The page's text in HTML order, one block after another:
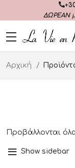
ΔΩΡΕΑΝ
Αρχική
Προβάλλονται
Show sidebar